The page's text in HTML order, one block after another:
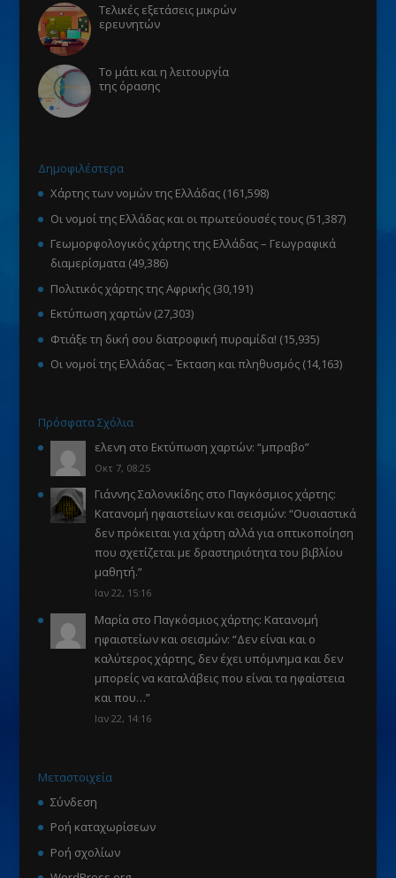
Τελικές εξετάσεις μικρών
ερευνητών
Το μάτι και η λειτουργία
της όρασης
Δημοφιλέστερα
Χάρτης των νομών της Ελλάδας (161,598)
Οι νομοί της Ελλάδας και οι πρωτεύουσές τους (51,387)
Γεωμορφολογικός χάρτης της Ελλάδας – Γεωγραφικά
διαμερίσματα (49,386)
Πολιτικός χάρτης της Αφρικής (30,191)
Εκτύπωση χαρτών (27,303)
Φτιάξε τη δική σου διατροφική πυραμίδα! (15,935)
Οι νομοί της Ελλάδας – Έκταση και πληθυσμός (14,163)
Πρόσφατα Σχόλια
ελενη στο Εκτύπωση χαρτών: “μπραβο”
Οκτ 7, 08:25
Γιάννης Σαλονικίδηςστο Παγκόσμιος χάρτης:
Κατανομή ηφαιστείων και σεισμών: “Ουσιαστικά
δεν πρόκειται για χάρτη αλλά για οπτικοποίηση
που σχετίζεται με δραστηριότητα του βιβλίου
μαθητή.”
Ιαν 22, 15:16
Μαρία στο Παγκόσμιος χάρτης: Κατανομή
ηφαιστείων και σεισμών: “Δεν είναι και ο
καλύτερος χάρτης, δεν έχει υπόμνημα και δεν
μπορείς να καταλάβεις που είναι τα ηφαίστεια
και που…”
Ιαν 22, 14:16
Μεταστοιχεία
Σύνδεση
Ροή καταχωρίσεων
Ροή σχολίων